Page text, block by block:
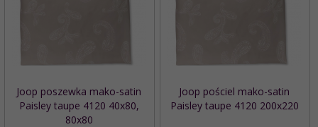
Joop poszewka mako-satin
Paisley taupe 4120 40x80,
80x80
Joop pościel mako-satin
Paisley taupe 4120 200x220